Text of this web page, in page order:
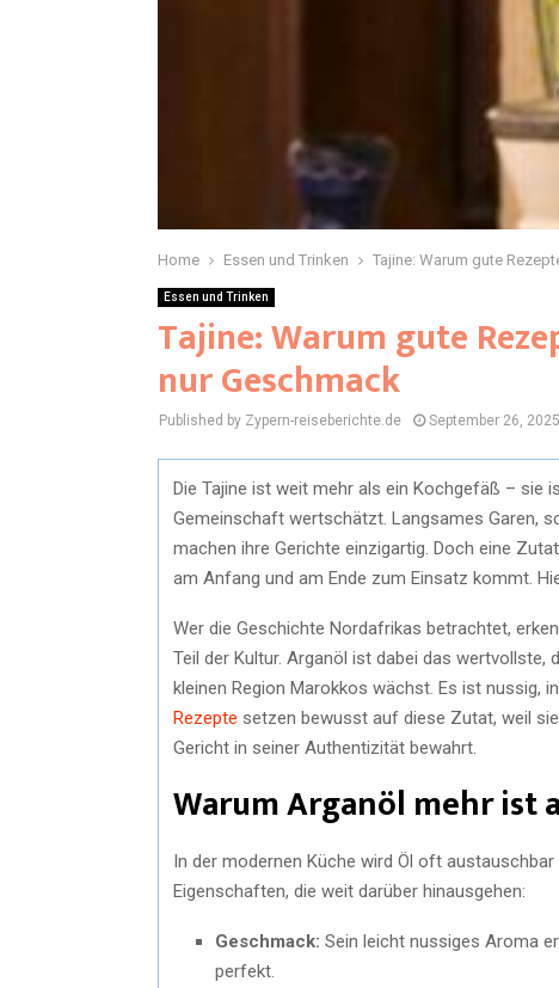
Home Essen und Trinken Tajine: Warum gute
Essen und Trinken
Tajine: Warum gute
nur Geschmack
Published by Zypern-reiseberichte.de September 26, 2025
Die Tajine ist weit mehr als ein Kochgefäß – sie
Gemeinschaft wertschätzt. Langsames Garen,
machen ihre Gerichte einzigartig. Doch eine
am Anfang und am Ende zum Einsatz kommt.
Wer die Geschichte Nordafrikas betrachtet,
Teil der Kultur. Arganöl ist dabei das
kleinen Region Marokkos wächst. Es ist nussig,
Rezepte setzen bewusst auf diese Zutat, weil
Gericht in seiner Authentizität bewahrt.
Warum Arganöl mehr ist
In der modernen Küche wird Öl oft
Eigenschaften, die weit darüber hinausgehen:
Geschmack: Sein leicht nussiges Aroma
perfekt.